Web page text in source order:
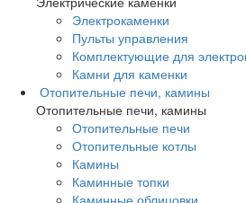
Электрокаменки
Пульты управления
Комплектующие для
Камни для каменки
Отопительные печи, камины
Отопительные печи, камины
Отопительные печи
Отопительные котлы
Камины
Каминные топки